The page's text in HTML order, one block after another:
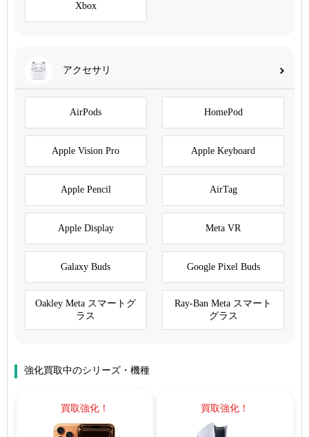
Xbox
アクセサリ
AirPods HomePod
Apple Vision Pro Apple Keyboard
Apple Pencil AirTag
Apple Display Meta VR
Galaxy Buds Google Pixel Buds
Oakley Meta スマートグ
ラス
Ray-Ban Meta スマート
グラス
強化買取中のシリーズ・機種
買取強化！ 買取強化！